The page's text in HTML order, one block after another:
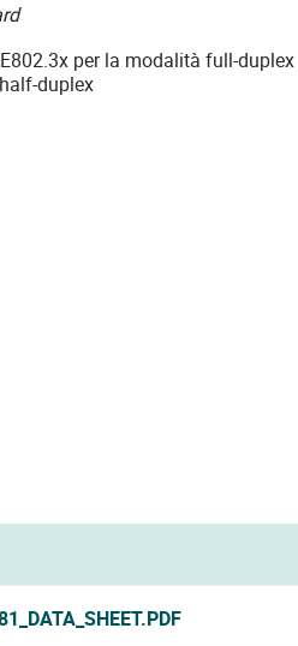
per la modalità full-duplex
duplex